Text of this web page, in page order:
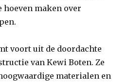
hoeven maken over
voort uit de doordachte
van Kewi Boten. Ze
materialen en